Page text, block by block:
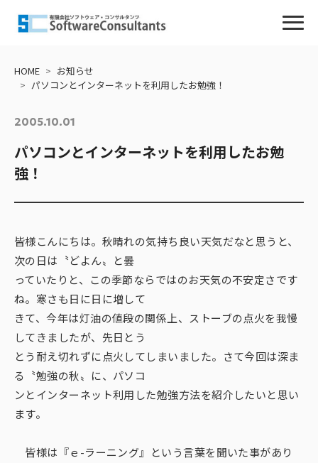
会社情報
経営理念・行動指針
事業内容
お知らせ
採用情報
お問い合わせ
サイトマップ
HOME
お知らせ
パソコンとインターネットを利用したお勉強！
2005.10.01
パソコンとインターネットを利用したお勉
強！
皆様こんにちは。秋晴れの気持ち良い天気だなと思うと、
次の日は〝どよん〟と曇
っていたりと、この季節ならではのお天気の不安定さです
ね。寒さも日に日に増して
きて、今年は灯油の値段の関係上、ストーブの点火を我慢
してきましたが、先日とう
とう耐え切れずに点火してしまいました。さて今回は深ま
る〝勉強の秋〟に、パソコ
ンとインターネット利用した勉強方法を紹介したいと思い
ます。
皆様は『ｅ-ラーニング』という言葉を聞いた事があり